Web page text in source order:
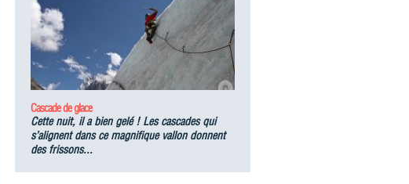
Cascade de glace
Cette nuit, il a bien gelé ! Les cascades qui
s’alignent dans ce magnifique vallon donnent
des frissons...